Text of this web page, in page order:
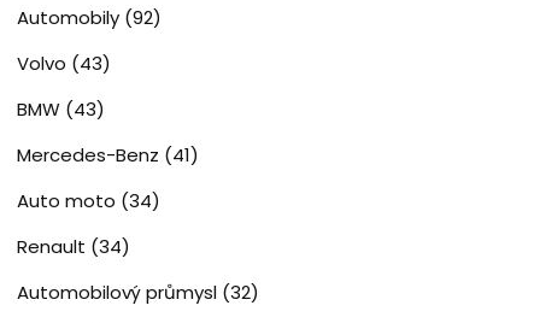
Automobily (92)
Volvo (43)
BMW (43)
Mercedes-Benz (41)
Auto moto (34)
Renault (34)
Automobilový průmysl (32)